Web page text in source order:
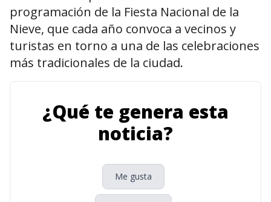
programación de la Fiesta Nacional de la
Nieve, que cada año convoca a vecinos y
turistas en torno a una de las celebraciones
más tradicionales de la ciudad.
¿Qué te genera esta
noticia?
Me gusta